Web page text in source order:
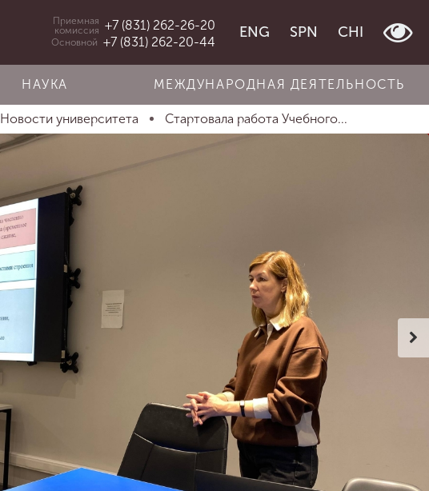
Приемная
комиссия +7 (831) 262-26-20
Основной +7 (831) 262-20-44
ENG SPN CHI
НАУКА МЕЖДУНАРОДНАЯ ДЕЯТЕЛЬНОСТЬ
Новости университета Стартовала работа Учебного...